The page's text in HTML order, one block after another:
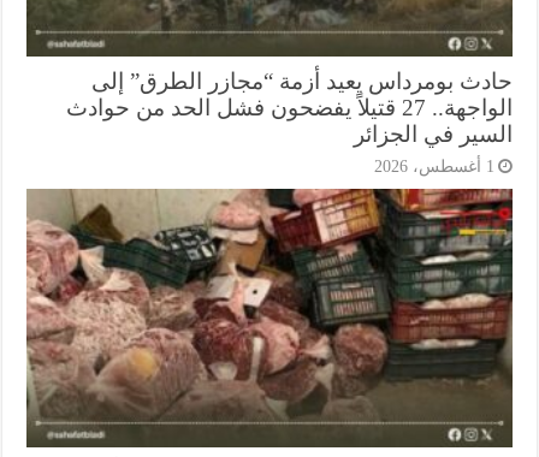
بومرداس يعيد أزمة “مجازر الطرق” إلى
الواجهة.. 27 قتيلاً يفضحون فشل الحد من حوادث
في الجزائر